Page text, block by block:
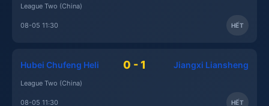
League Two (China)
08-05 11:30 HẾT
Hubei Chufeng Heli 0 - 1 Jiangxi Liansheng
League Two (China)
08-05 11:30 HẾT